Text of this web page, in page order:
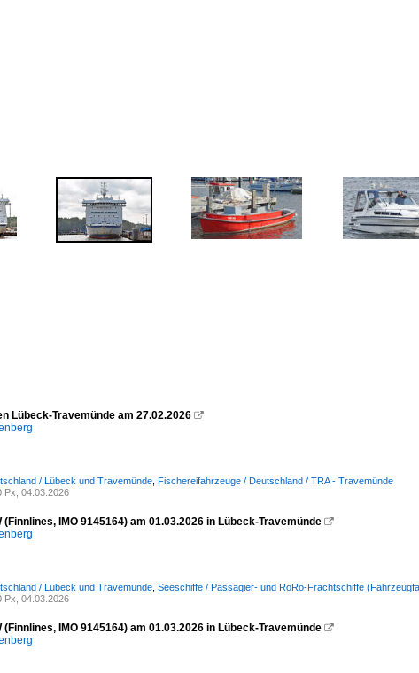
Lübeck-Travemünde am 27.02.2026 
/ Lübeck und Travemünde Fischereifahrzeuge / Deutschland / TRA - Travemünde
Px, 04.03.2026
(Finnlines, IMO 9145164) am 01.03.2026 in Lübeck-Travemünde 
/ Lübeck und Travemünde Seeschiffe / Passagier- und RoRo-Frachtschiffe
Px, 04.03.2026
(Finnlines, IMO 9145164) am 01.03.2026 in Lübeck-Travemünde 